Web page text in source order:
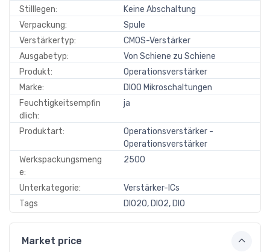
Stilllegen:
Keine Abschaltung
Verpackung:
Spule
Verstärkertyp:
CMOS-Verstärker
Ausgabetyp:
Von Schiene zu Schiene
Produkt:
Operationsverstärker
Marke:
DIOO Mikroschaltungen
Feuchtigkeitsempfin
dlich:
ja
Produktart:
Operationsverstärker -
Operationsverstärker
Werkspackungsmeng
e:
2500
Unterkategorie:
Verstärker-ICs
Tags
DIO20, DIO2, DIO
Market price